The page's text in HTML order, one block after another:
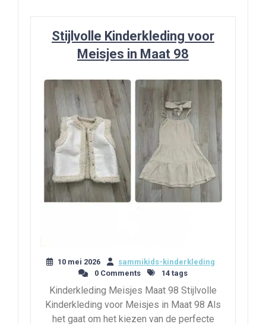
Stijlvolle Kinderkleding voor
Meisjes in Maat 98
10 mei 2026
sammikids-kinderkleding
0 Comments
14 tags
Kinderkleding Meisjes Maat 98 Stijlvolle
Kinderkleding voor Meisjes in Maat 98 Als
het gaat om het kiezen van de perfecte